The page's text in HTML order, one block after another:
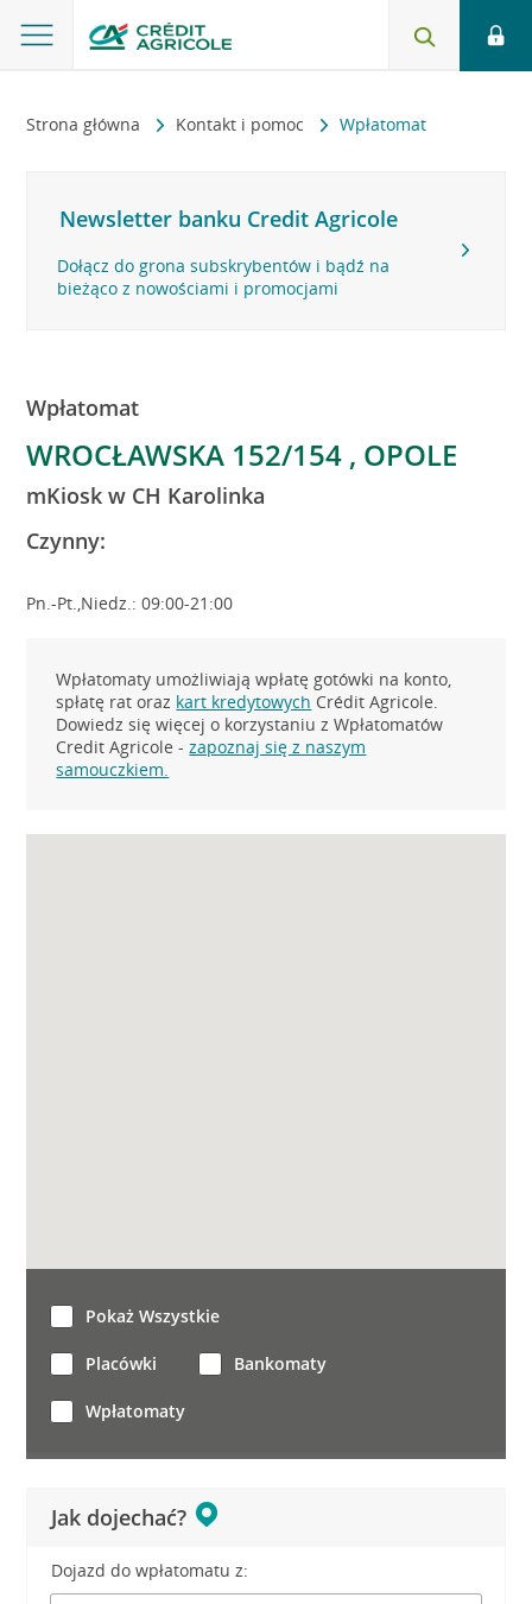
Strona główna Kontakt i pomoc Wpłatomat
Newsletter banku Credit Agricole
Dołącz do grona subskrybentów i bądź na
bieżąco z nowościami i promocjami
Wpłatomat
WROCŁAWSKA 152/154 , OPOLE
mKiosk w CH Karolinka
Czynny:
Pn.-Pt.,Niedz.: 09:00-21:00
Wpłatomaty umożliwiają wpłatę gotówki na konto,
spłatę rat oraz kart kredytowych Crédit Agricole.
Dowiedz się więcej o korzystaniu z Wpłatomatów
Credit Agricole -zapoznaj się z naszym
samouczkiem.
Jak dojechać?
Dojazd do wpłatomatu z:
Pokaż Wszystkie
Placówki Bankomaty
Wpłatomaty